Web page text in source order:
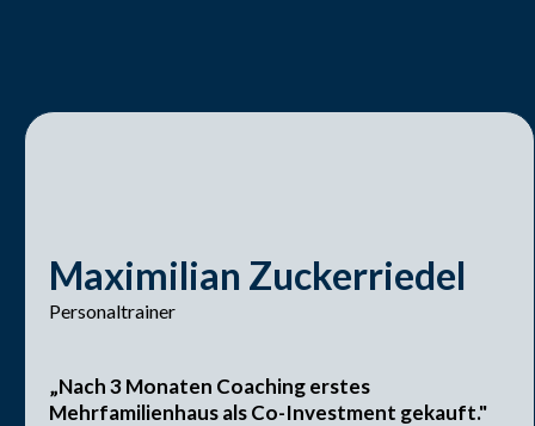
Maximilian Zuckerriedel
Personaltrainer
„Nach 3 Monaten Coaching erstes
Mehrfamilienhaus als Co-Investment gekauft."